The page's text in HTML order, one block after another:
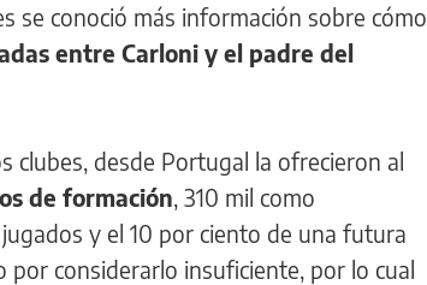
se conoció más información sobre cómo
entre Carloni y el padre del
clubes, desde Portugal la ofrecieron al
de formación , 310 mil como
y el 10 por ciento de una futura
por considerarlo insuficiente, por lo cual